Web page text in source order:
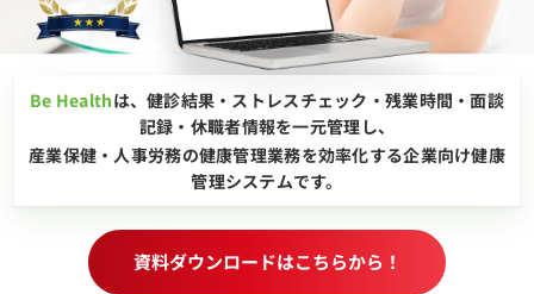
Be Healthは、健診結果・ストレスチェック・残業時間・面談
記録・休職者情報を一元管理し、
産業保健・人事労務の健康管理業務を効率化する企業向け健康
管理システムです。
資料ダウンロードはこちらから！